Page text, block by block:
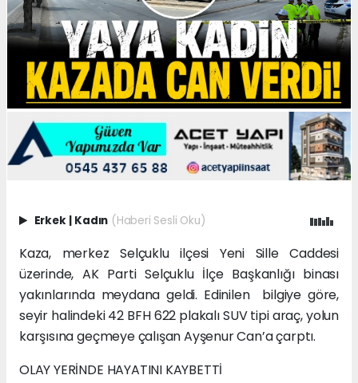
Erkek Kadın (Haberi Sesli Oku)
Kaza, merkez Selçuklu ilçesi Yeni Sille Caddesi
üzerinde, AK Parti Selçuklu İlçe Başkanlığı binası
yakınlarında meydana geldi. Edinilen bilgiye göre,
seyir halindeki 42 BFH 622 plakalı SUV tipi araç, yolun
karşısına geçmeye çalışan Ayşenur Can’a çarptı.
OLAY YERİNDE HAYATINI KAYBETTİ